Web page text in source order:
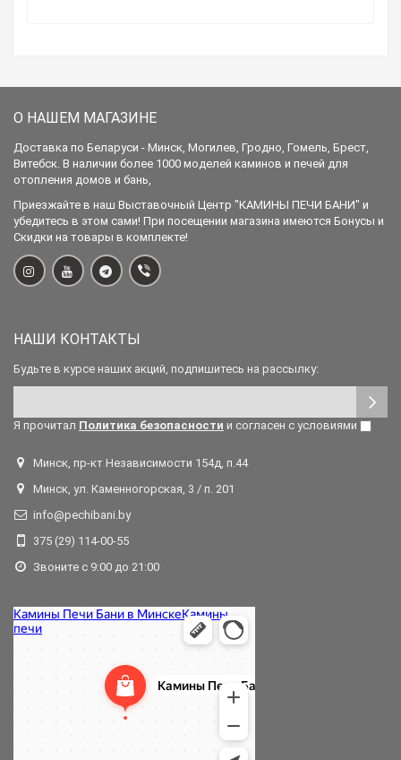
О НАШЕМ МАГАЗИНЕ
Доставка по Беларуси - Минск, Могилев, Гродно, Гомель, Брест,
Витебск. В наличии более 1000 моделей каминов и печей для
отопления домов и бань,
Приезжайте в наш Выставочный Центр "КАМИНЫ ПЕЧИ БАНИ" и
убедитесь в этом сами! При посещении магазина имеются Бонусы и
Скидки на товары в комплекте!
НАШИ КОНТАКТЫ
Будьте в курсе наших акций, подпишитесь на рассылку:
Я прочитал Политика безопасности и согласен с условиями
Минск, пр-кт Независимости 154д, п.44
Минск, ул. Каменногорская, 3 / п. 201
info@pechibani.by
375 (29) 114-00-55
Звоните с 9:00 до 21:00